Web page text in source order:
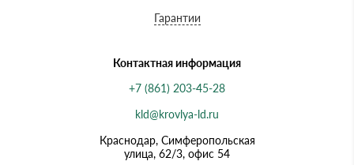
Гарантии
Контактная информация
+7 (861) 203-45-28
kld@krovlya-ld.ru
Краснодар, Симферопольская
улица, 62/3, офис 54